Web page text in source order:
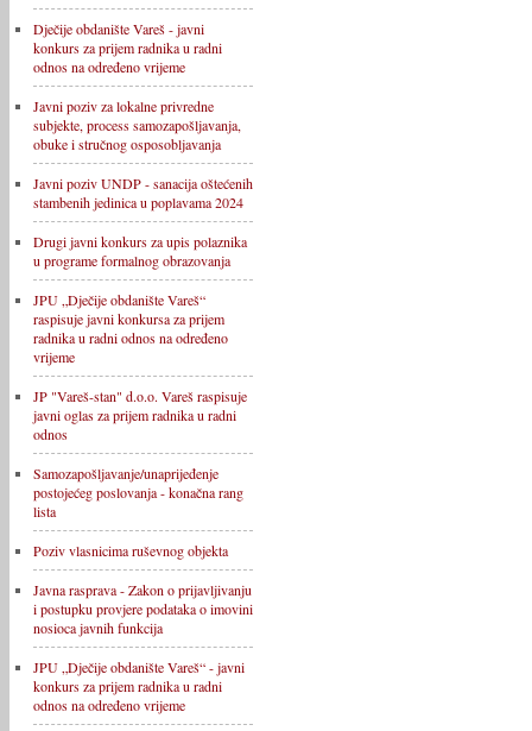
Dječije obdanište Vareš - javni
konkurs za prijem radnika u radni
odnos na određeno vrijeme
Javni poziv za lokalne privredne
subjekte, process samozapošljavanja,
obuke i stručnog osposobljavanja
Javni poziv UNDP - sanacija oštećenih
stambenih jedinica u poplavama 2024
Drugi javni konkurs za upis polaznika
u programe formalnog obrazovanja
JPU „Dječije obdanište Vareš“
raspisuje javni konkursa za prijem
radnika u radni odnos na određeno
vrijeme
JP "Vareš-stan" d.o.o. Vareš raspisuje
javni oglas za prijem radnika u radni
odnos
Samozapošljavanje/unaprijeđenje
postojećeg poslovanja - konačna rang
lista
Poziv vlasnicima ruševnog objekta
Javna rasprava - Zakon o prijavljivanju
i postupku provjere podataka o imovini
nosioca javnih funkcija
JPU „Dječije obdanište Vareš“ - javni
konkurs za prijem radnika u radni
odnos na određeno vrijeme